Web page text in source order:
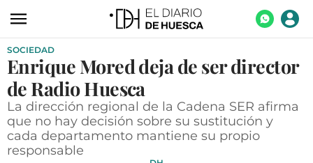
ACTUALIDAD
ECONOMÍA
TECNOLOGÍA
TURISMO
AGROALIMENTACIÓN
SOCIEDAD
Enrique Mored deja de ser director
de Radio Huesca
La dirección regional de la Cadena SER afirma
que no hay decisión sobre su sustitución y
cada departamento mantiene su propio
responsable